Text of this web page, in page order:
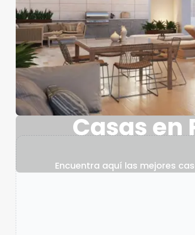
Casas en
Encuentra aquí las mejores